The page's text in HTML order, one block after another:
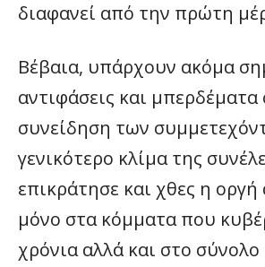
διαφανεί από την πρώτη
Βέβαια, υπάρχουν ακόμα
αντιφάσεις και μπερδέματα
συνείδηση των
γενικότερο κλίμα της
επικράτησε και χθες η οργή
μόνο στα κόμματα που
χρόνια αλλά και στο